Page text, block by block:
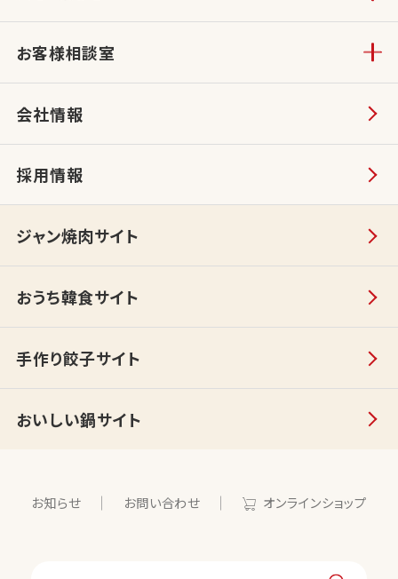
お客様相談室
会社情報
採用情報
ジャン焼肉サイト
おうち韓食サイト
手作り餃子サイト
おいしい鍋サイト
お知らせ お問い合わせ オンラインショップ